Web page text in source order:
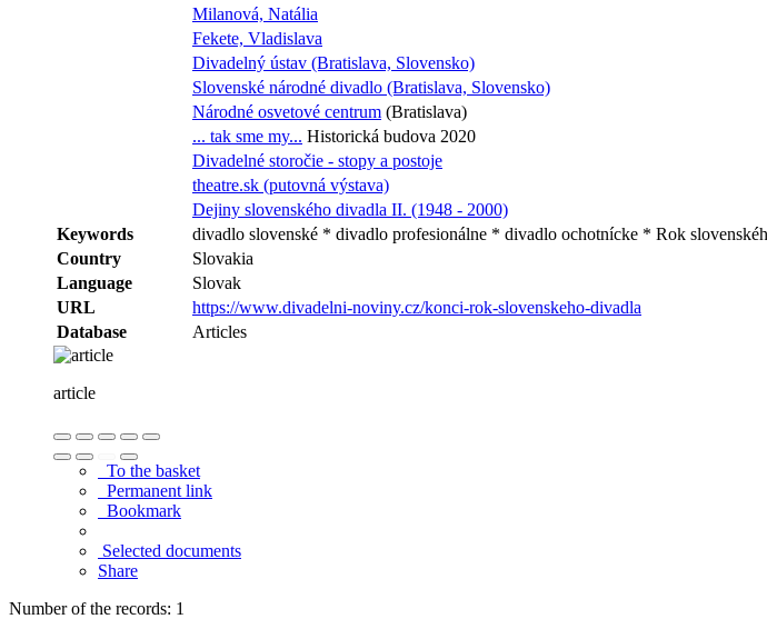
Milanová, Natália
Fekete, Vladislava
Divadelný ústav (Bratislava, Slovensko)
Slovenské národné divadlo (Bratislava, Slovensko)
Národné osvetové centrum (Bratislava)
... tak sme my... Historická budova 2020
Divadelné storočie - stopy a postoje
theatre.sk (putovná výstava)
Dejiny slovenského divadla II. (1948 - 2000)
Keywords
divadlo slovenské * divadlo profesionálne * divadlo ochotnícke * Rok
Country
Slovakia
Language
Slovak
URL
https://www.divadelni-noviny.cz/konci-rok-slovenskeho-divadla
Database
Articles
article
To the basket
Permanent link
Bookmark
Selected documents
Share
Number of the records: 1